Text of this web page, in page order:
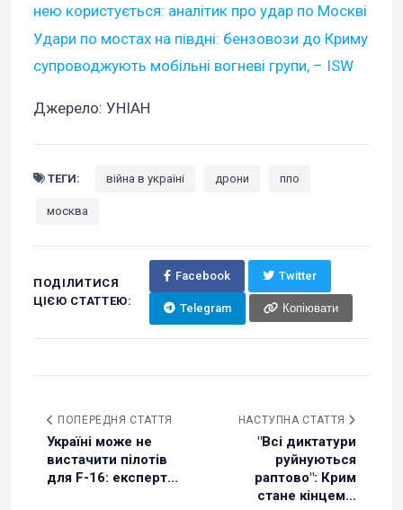
нею користується: аналітик про удар по Москві
Удари по мостах на півдні: бензовози до Криму
супроводжують мобільні вогневі групи, – ISW
Джерело: УНІАН
ТЕГИ: війна в україні дрони ппо
москва
ПОДІЛИТИСЯ
ЦІЄЮ СТАТТЕЮ:
Facebook Twitter
Telegram Копіювати
ПОПЕРЕДНЯ СТАТТЯ
Україні може не
вистачити пілотів
для F-16: експерт...
НАСТУПНА СТАТТЯ
"Всі диктатури
руйнуються
раптово": Крим
стане кінцем...